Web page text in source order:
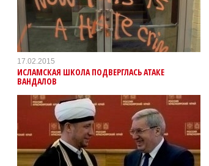
17.02.2015
ИСЛАМСКАЯ ШКОЛА ПОДВЕРГЛАСЬ АТАКЕ
ВАНДАЛОВ